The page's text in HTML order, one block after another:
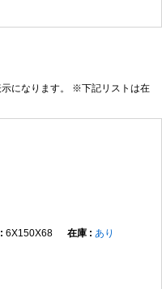
になります。 ※下記リストは在
6X150X68
あり